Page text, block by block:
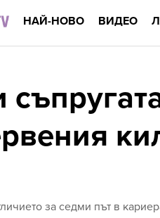
НАЙ-НОВО ВИДЕО
за седми път в